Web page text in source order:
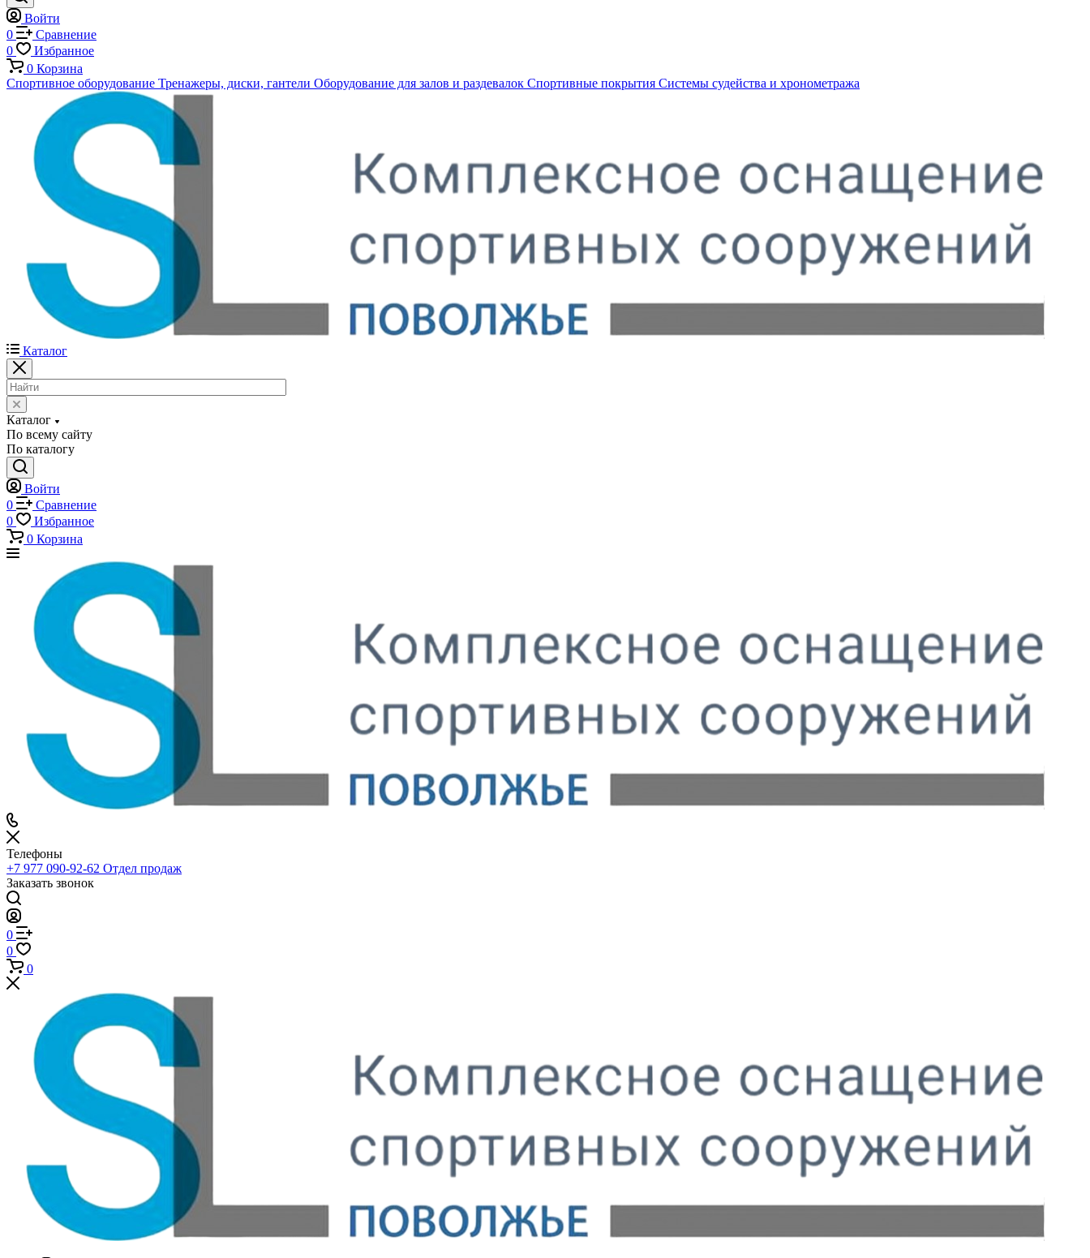
Войти
0
Сравнение
0
Избранное
0 Корзина
Спортивное оборудование Тренажеры, диски, гантели Оборудование для залов и раздевалок Спортивные покрытия Системы судейства и хронометража
Каталог
Каталог
По всему сайту
По каталогу
Войти
0
Сравнение
0
Избранное
0 Корзина
Телефоны
+7 977 090-92-62 Отдел продаж
Заказать звонок
0
0
0